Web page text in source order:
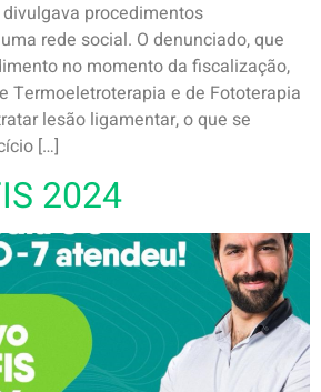
procedimentos
rede social. O denunciado, que
no momento da fiscalização,
Termoeletroterapia e de Fototerapia
lesão ligamentar, o que se
[…]
2024